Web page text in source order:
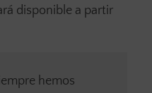
disponible a partir
hemos